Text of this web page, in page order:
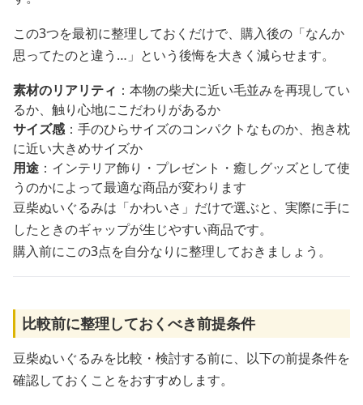
この3つを最初に整理しておくだけで、購入後の「なんか
思ってたのと違う…」という後悔を大きく減らせます。
素材のリアリティ ：本物の柴犬に近い毛並みを再現してい
るか、触り心地にこだわりがあるか
サイズ感：手のひらサイズのコンパクトなものか、抱き枕
に近い大きめサイズか
用途 ：インテリア飾り・プレゼント・癒しグッズとして使
うのかによって最適な商品が変わります
豆柴ぬいぐるみは「かわいさ」だけで選ぶと、実際に手に
したときのギャップが生じやすい商品です。
購入前にこの3点を自分なりに整理しておきましょう。
比較前に整理しておくべき前提条件
豆柴ぬいぐるみを比較・検討する前に、以下の前提条件を
確認しておくことをおすすめします。